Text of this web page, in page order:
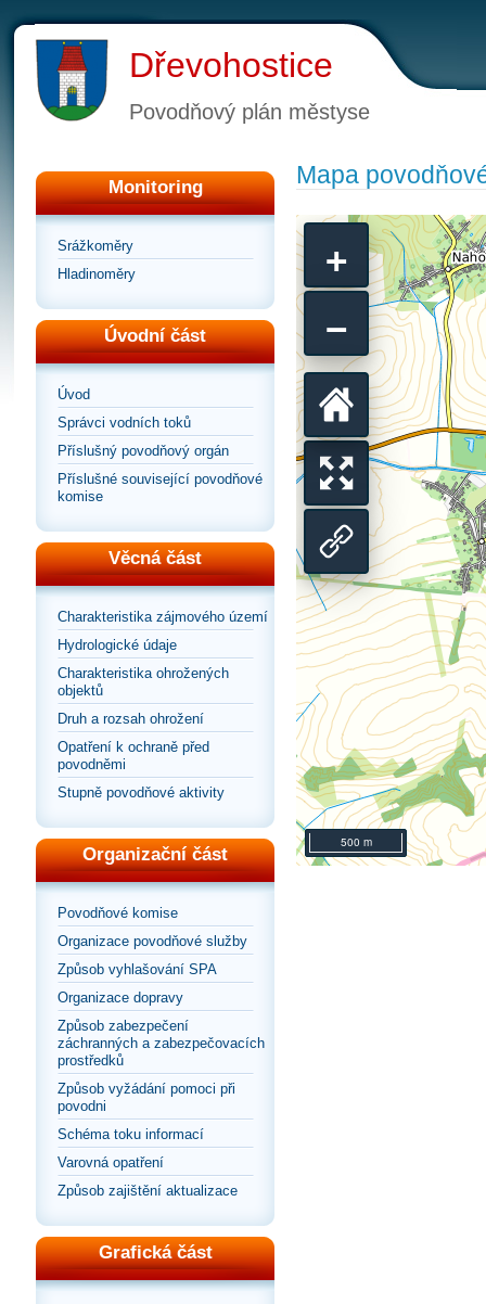
Dřevohostice
Povodňový plán městyse
Monitoring
Srážkoměry
Hladinoměry
Úvodní část
Úvod
Správci vodních toků
Příslušný povodňový orgán
Příslušné související povodňové
komise
Věcná část
Charakteristika zájmového území
Hydrologické údaje
Charakteristika ohrožených
objektů
Druh a rozsah ohrožení
Opatření k ochraně před
povodněmi
Stupně povodňové aktivity
Organizační část
Povodňové komise
Organizace povodňové služby
Způsob vyhlašování SPA
Organizace dopravy
Způsob zabezpečení
záchranných a zabezpečovacích
prostředků
Způsob vyžádání pomoci při
povodni
Schéma toku informací
Varovná opatření
Způsob zajištění aktualizace
Grafická část
Mapa
+
−
Přepnout
zobrazení
na
celou
stránku
Vrátit
se
na
výchozí
pohled
500 m
Sdílet
odkaz
na
mapu